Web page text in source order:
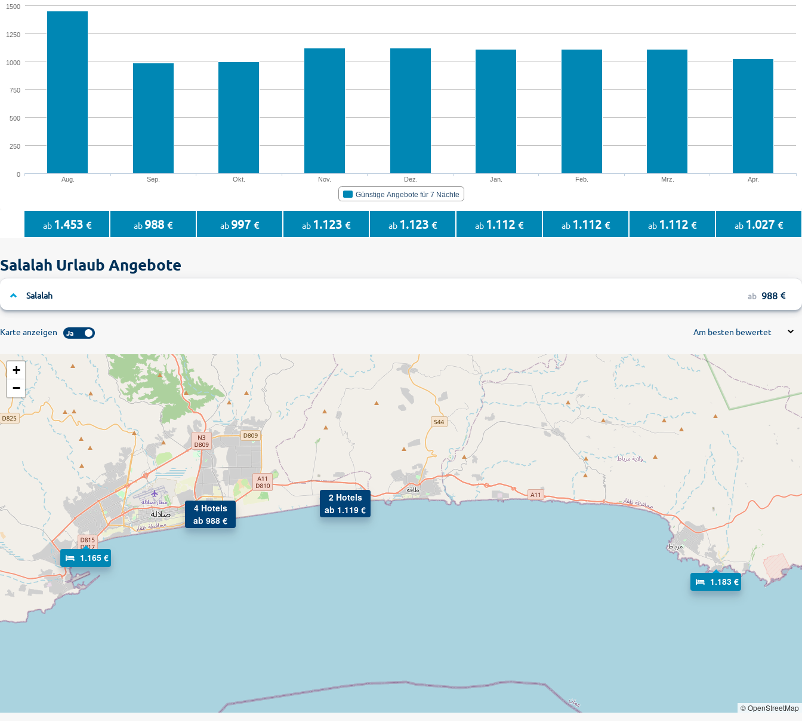
Günstige Angebote für 7 Nächte
Aug. Sep. Okt. Nov. Dez. Jan. Feb. Mrz. Apr.
0
250
500
750
1000
1250
1500
ab 1.453 € ab 988 € ab 997 € ab 1.123 € ab 1.123 € ab 1.112 € ab 1.112 € ab 1.112 € ab 1.027 €
Salalah Urlaub Angebote
Salalah ab 988
Karte anzeigen Ja Am besten bewertet
1.183 €
1.165 €
2 Hotels
ab 1.119 €
4 Hotels
ab 988 €
+
−
© OpenStreetMap